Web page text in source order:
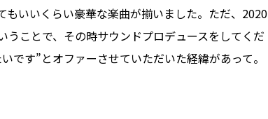
いいくらい豪華な楽曲が揃いました。ただ、2020
ことで、その時サウンドプロデュースをしてくだ
す”とオファーさせていただいた経緯があって。